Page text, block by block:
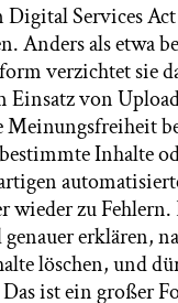
Services
Anders als etwa
verzichtet sie
Einsatz von
Meinungsfreiheit
Inhalte
wieder zu
erklären,
löschen, und
ist ein großer